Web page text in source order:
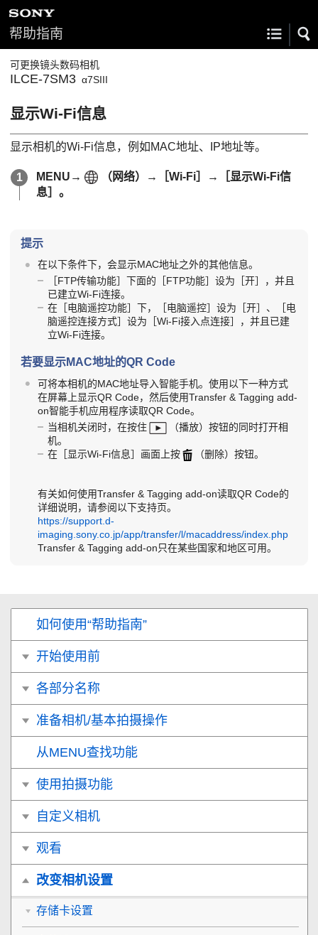
帮助指南
可更换镜头数码相机
ILCE-7SM3 α7SIII
显示Wi-Fi信息
显示相机的Wi-Fi信息，例如MAC地址、IP地址等。
MENU → （ 网络）→ ［Wi-Fi］ →
［显示Wi-Fi信
息］ 。
提示
在以下条件下，会显示MAC地址之外的其他信息。
［FTP传输功能］ 下面的 ［FTP功能］ 设为 ［开］
，并且
已建立Wi-Fi连接。
在［电脑遥控功能］ 下， ［电脑遥控］ 设为 ［开］ 、
［电
脑遥控连接方式］ 设为 ［Wi-Fi接入点连接］
，并且已建
立Wi-Fi连接。
若要显示MAC地址的QR Code
可将本相机的MAC地址导入智能手机。使用以下一种方式
在屏幕上显示QR Code，然后使用Transfer & Tagging add-
on智能手机应用程序读取QR Code。
当相机关闭时，在按住
（播放）按钮的同时打开相
机。
在［显示Wi-Fi信息］ 画面上按 （删除）按钮。
有关如何使用Transfer & Tagging add-on读取QR Code的
详细说明，请参阅以下支持页。
https://support.d-
imaging.sony.co.jp/app/transfer/l/macaddress/index.php
Transfer & Tagging add-on只在某些国家和地区可用。
如何使用“帮助指南”
开始使用前
各部分名称
准备相机/基本拍摄操作
从MENU查找功能
使用拍摄功能
自定义相机
观看
改变相机设置
存储卡设置